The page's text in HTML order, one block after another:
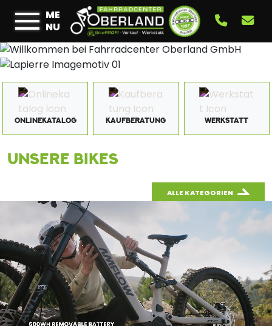
ME
NU
ONLINEKATALOG KAUFBERATUNG WERKSTATT
UNSERE BIKES
ALLE KATEGORIEN